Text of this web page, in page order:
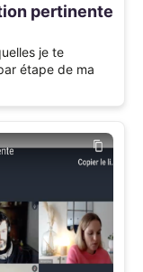
pertinente
je te
étape de ma